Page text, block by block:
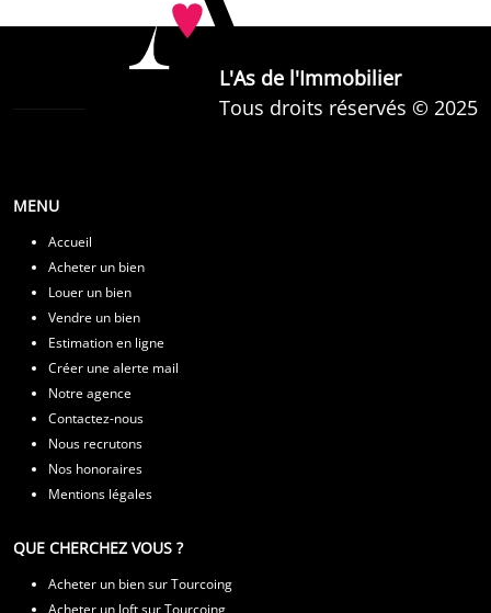
L'As de l'Immobilier
Tous droits réservés © 2025
MENU
Accueil
Acheter un bien
Louer un bien
Vendre un bien
Estimation en ligne
Créer une alerte mail
Notre agence
Contactez-nous
Nous recrutons
Nos honoraires
Mentions légales
QUE CHERCHEZ VOUS ?
Acheter un bien sur Tourcoing